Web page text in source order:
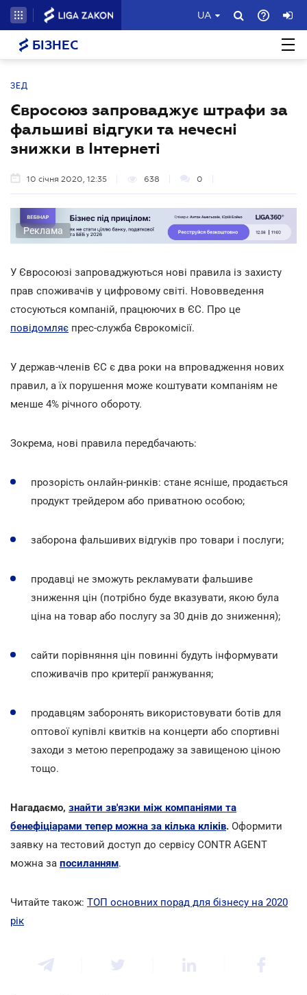
UA
БІЗНЕС
ЗЕД
Євросоюз запроваджує штрафи за
фальшиві відгуки та нечесні
знижки в Інтернеті
10 січня 2020, 12:35 638 0
Реклама
У Євросоюзі запроваджуються нові правила із захисту
прав споживачів у цифровому світі. Нововведення
стосуються компаній, працюючих в ЄС. Про це
повідомляє прес-служба Єврокомісії.
У держав-членів ЄС є два роки на впровадження нових
правил, а їх порушення може коштувати компаніям не
менше 4% річного обороту.
Зокрема, нові правила передбачають:
прозорість онлайн-ринків: стане ясніше, продається
продукт трейдером або приватною особою;
заборона фальшивих відгуків про товари і послуги;
продавці не зможуть рекламувати фальшиве
зниження цін (потрібно буде вказувати, якою була
ціна на товар або послугу за 30 днів до зниження);
сайти порівняння цін повинні будуть інформувати
споживачів про критерії ранжування;
продавцям заборонять використовувати ботів для
оптової купівлі квитків на концерти або спортивні
заходи з метою перепродажу за завищеною ціною
тощо.
Нагадаємо, знайти зв'язки між компаніями та
бенефіціарами тепер можна за кілька кліків. Оформити
заявку на тестовий доступ до сервісу CONTR AGENT
можна за посиланням.
Читайте також: ТОП основних порад для бізнесу на 2020
рік